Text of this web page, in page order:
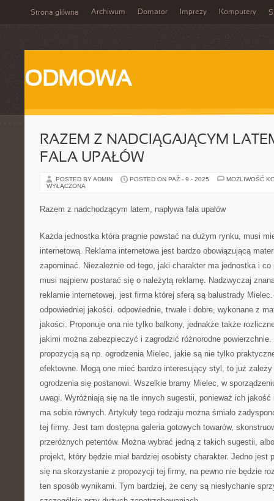
Strona główna Archiwum Domator Imprezy Komputery
ODMOWA
RAZEM Z NADCIĄGAJĄCYM
FALA UPAŁÓW
POSTED BY ADMIN POSTED ON PAŹ - 9 - 2025
MOŻLIWOŚĆ
WYŁĄCZONA
Razem z nadchodzącym latem, napływa fala upałów
Każda jednostka która pragnie powstać na dużym rynku, musi
internetową. Reklama internetowa jest bardzo obowiązującą
zapominać. Niezależnie od tego, jaki charakter ma jednostka i co
musi najpierw postarać się o należytą reklamę. Nadzwyczaj
reklamie internetowej, jest firma której sferą są balustrady
odpowiedniej jakości. odpowiednie, trwałe i dobre, wykonane z
jakości. Proponuje ona nie tylko balkony, jednakże także
jakimi można zabezpieczyć i zagrodzić różnorodne powierzchnie.
propozycją są np. ogrodzenia Mielec, jakie są nie tylko
efektowne. Mogą one mieć bardzo interesujący styl, to już
ogrodzenia się postanowi. Wszelkie bramy Mielec, w
uwagi. Wyróżniają się na tle innych sugestii, ponieważ ich
ma sobie równych. Artykuły tego rodzaju można śmiało
tej firmy. Jest tam dostępna galeria gotowych towarów,
przeróżnych petentów. Można wybrać jedną z takich sugestii,
projekt, który będzie miał bardziej osobisty charakter. Jedno jest
się na skorzystanie z propozycji tej firmy, na pewno nie będzie
ten sposób wynikami. Tym bardziej, że ceny są niesłychanie